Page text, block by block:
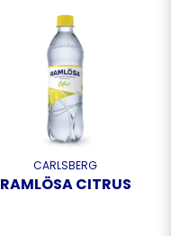
CARLSBERG
RAMLÖSA CITRUS